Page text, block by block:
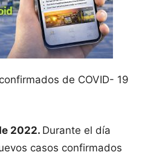
de COVID- 19
2022. Durante el día
casos confirmados